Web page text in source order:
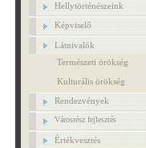
Hellytörténészeink
Képviselő
Látnivalók
Természeti örökség
Kulturális örökség
Rendezvények
Városrész fejlesztés
Értékvesztés